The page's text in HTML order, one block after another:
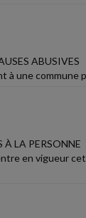
ABUSIVES
à une commune
LA PERSONNE
en vigueur